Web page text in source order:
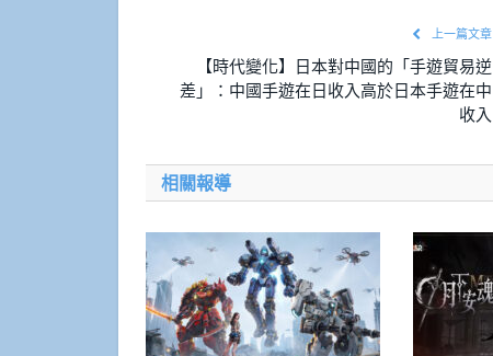
上一篇文章
【時代變化】日本對中國的「手遊貿易逆
差」：中國手遊在日收入高於日本手遊在中
收入
相關報導